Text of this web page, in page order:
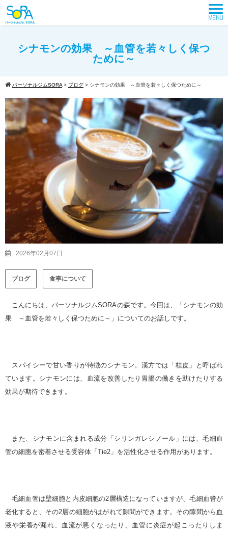
シナモンの効果 ～血管を若々しく保つ
ために～
パーソナルジムSORA > ブログ > シナモンの効果 ～血管を若々しく保つために～
2026年02月07日
ブログ 食事について
こんにちは、パーソナルジムSORAの森です。今回は、「シナモンの効
果 ～血管を若々しく保つために～」についてのお話しです。
スパイシーで甘い香りが特徴のシナモン。漢方では「桂皮」と呼ばれ
ています。シナモンには、血流を改善したり胃腸の働きを助けたりする
効果が期待できます。
また、シナモンに含まれる成分「シリンガレシノール」には、毛細血
管の細胞を密着させる受容体「Tie2」を活性化させる作用があります。
毛細血管は壁細胞と内皮細胞の2層構造になっていますが、毛細血管が
老化すると、その2層の細胞がはがれて隙間ができます。その隙間から血
液や栄養が漏れ、血流が悪くなったり、血管に炎症が起こったりしま